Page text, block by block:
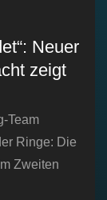
Neuer
zeigt
Team
Ringe: Die
Zweiten